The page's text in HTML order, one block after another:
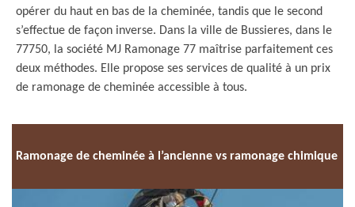
opérer du haut en bas de la cheminée, tandis que le second
s’effectue de façon inverse. Dans la ville de Bussieres, dans le
77750, la société MJ Ramonage 77 maîtrise parfaitement ces
deux méthodes. Elle propose ses services de qualité à un prix
de ramonage de cheminée accessible à tous.
Ramonage de cheminée à l’ancienne vs ramonage chimique